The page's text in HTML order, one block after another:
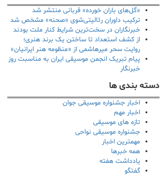
«گل‌های باران خورده» قربانی منتشر شد
ترکیب داوران رئالیتی‌شوی «صحنه» مشخص شد
خبرنگاران در سخت‌ترین شرایط کنار ملت بودند
از کشف استعداد تا ساختن یک برند هنری؛
روایت سحر میرهاشمی از «منظومه هنر ایرانیان»
پیام تبریک انجمن موسیقی ایران به مناسبت روز
خبرنگار
دسته بندی ها
اخبار جشنواره موسیقی جوان
اخبار مهم
تازه های موسیقی
جشنواره موسیقی نواحی
مهمترین اخبار
همه خبرها
یادداشت هفته
گفتگو